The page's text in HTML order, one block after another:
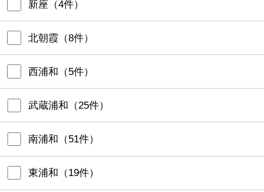
新座 （4件）
北朝霞 （8件）
西浦和 （5件）
武蔵浦和 （25件）
南浦和 （51件）
東浦和 （19件）